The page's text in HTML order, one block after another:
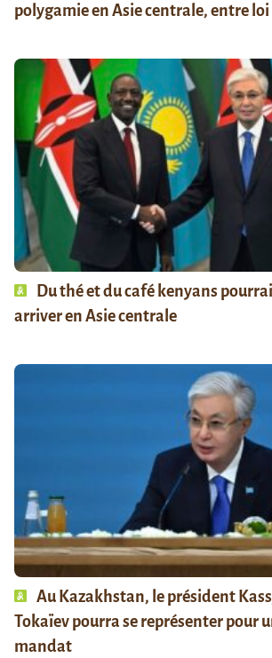
polygamie en Asie centrale, entre
Du thé et du café kenyans
arriver en Asie centrale
Au Kazakhstan, le président
Tokaïev pourra se représenter pour
mandat